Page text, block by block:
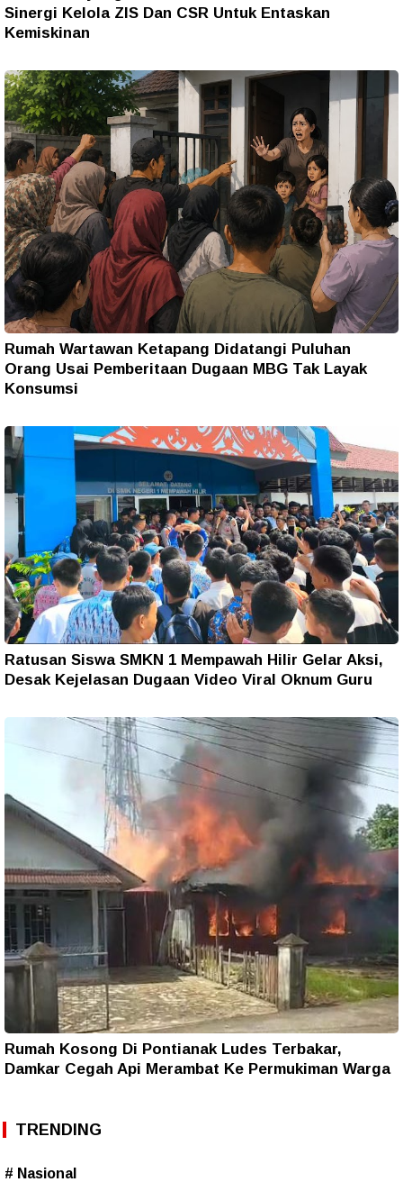
Sinergi Kelola ZIS Dan CSR Untuk Entaskan
Kemiskinan
Rumah Wartawan Ketapang Didatangi Puluhan
Orang Usai Pemberitaan Dugaan MBG Tak Layak
Konsumsi
Ratusan Siswa SMKN 1 Mempawah Hilir Gelar Aksi,
Desak Kejelasan Dugaan Video Viral Oknum Guru
Rumah Kosong Di Pontianak Ludes Terbakar,
Damkar Cegah Api Merambat Ke Permukiman Warga
TRENDING
# Nasional